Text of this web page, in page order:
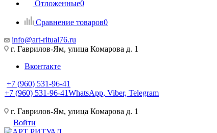
Отложенные0
Сравнение товаров0
info@art-ritual76.ru
г. Гаврилов-Ям, улица Комарова д. 1
Вконтакте
+7 (960) 531-96-41
+7 (960) 531-96-41WhatsApp, Viber, Telegram
г. Гаврилов-Ям, улица Комарова д. 1
Войти